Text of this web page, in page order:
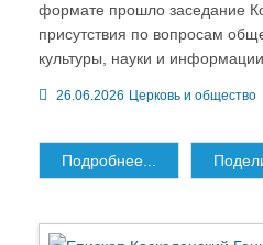
формате прошло заседание
присутствия по вопросам
культуры, науки и информации.
26.06.2026 Церковь и общество
Подробнее...